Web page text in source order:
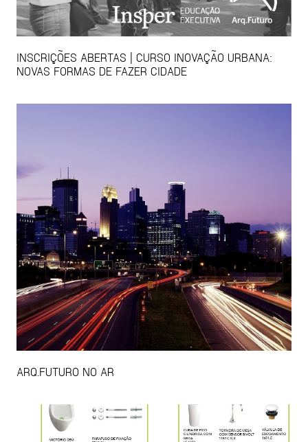
INSCRIÇÕES ABERTAS | CURSO INOVAÇÃO URBANA:
NOVAS FORMAS DE FAZER CIDADE
ARQ.FUTURO NO AR